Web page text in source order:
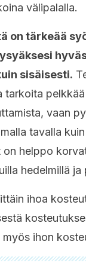
välipalalla.
on tärkeää
sisäisesti.
tarkoita
vaan
tavalla
helppo
hedelmillä ja
ihoa
ihon